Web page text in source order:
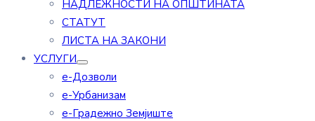
НАДЛЕЖНОСТИ НА ОПШТИНАТА
СТАТУТ
ЛИСТА НА ЗАКОНИ
УСЛУГИ
е-Дозволи
е-Урбанизам
е-Градежно Земјиште